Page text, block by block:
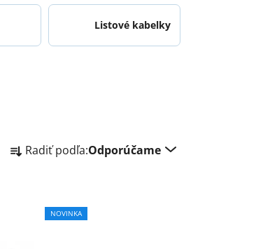
Listové kabelky
a Radiť podľa:Odporúčame
NOVINKA